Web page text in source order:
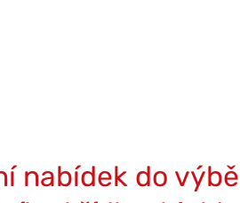
nabídek do